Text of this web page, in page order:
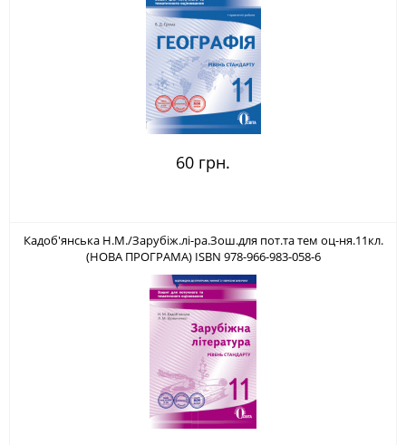
60 грн.
Кадоб'янська Н.М./Зарубіж.лі-ра.Зош.для пот.та тем оц-ня.11кл.
(НОВА ПРОГРАМА) ISBN 978-966-983-058-6